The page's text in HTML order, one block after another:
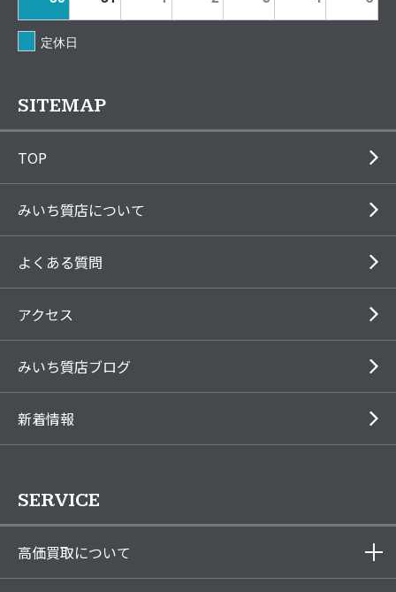
定休日
SITEMAP
TOP
みいち質店について
よくある質問
アクセス
みいち質店ブログ
新着情報
SERVICE
高価買取について